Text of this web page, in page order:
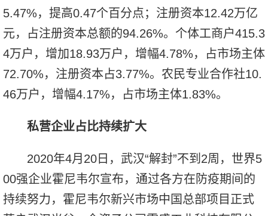
5.47%，提高0.47个百分点；注册资本12.42万亿
元，占注册资本总额的94.26%。个体工商户415.3
4万户，增加18.93万户，增幅4.78%，占市场主体
72.70%，注册资本占3.77%。农民专业合作社10.
46万户，增幅4.17%，占市场主体1.83%。
私营企业占比持续扩大
2020年4月20日，武汉“解封”不到2周，世界5
00强企业霍尼韦尔宣布，通过各方在防疫期间的
持续努力，霍尼韦尔新兴市场中国总部项目正式